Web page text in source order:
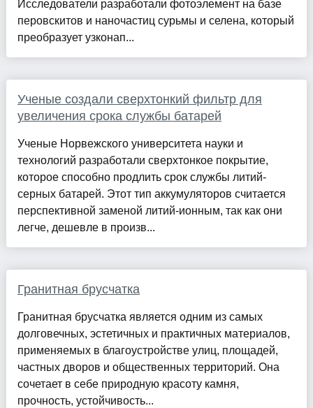
Исследователи разработали фотоэлемент на базе
перовскитов и наночастиц сурьмы и селена, который
преобразует узконап...
Ученые создали сверхтонкий фильтр для
увеличения срока службы батарей
Ученые Норвежского университета науки и
технологий разработали сверхтонкое покрытие,
которое способно продлить срок службы литий-
серных батарей. Этот тип аккумуляторов считается
перспективной заменой литий-ионным, так как они
легче, дешевле в произв...
Гранитная брусчатка
Гранитная брусчатка является одним из самых
долговечных, эстетичных и практичных материалов,
применяемых в благоустройстве улиц, площадей,
частных дворов и общественных территорий. Она
сочетает в себе природную красоту камня,
прочность, устойчивость...